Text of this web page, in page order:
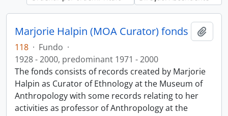
Marjorie Halpin (MOA Curator) fonds
118 · Fundo ·
1928 - 2000, predominant 1971 - 2000
The fonds consists of records created by Marjorie
Halpin as Curator of Ethnology at the Museum of
Anthropology with some records relating to her
activities as professor of Anthropology at the